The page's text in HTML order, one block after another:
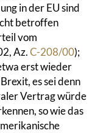
in der EU sind
betroffen
vom
Az.C-208/00);
erst wieder
es sei denn
Vertrag würde
so wie das